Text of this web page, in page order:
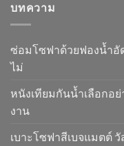
บทความ
ซ่อมโซฟาด้วยฟองน้ำอั
ไม่
หนังเทียมกันน้ำเลือกอ
งาน
เบาะโซฟาสีเบจแมตต์